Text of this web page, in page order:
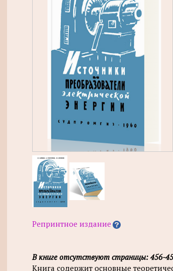
Репринтное издание
В книге отсутствуют страницы: 456-
Книга содержит основные